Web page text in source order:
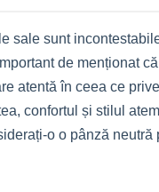
sale sunt
de menționat
atentă în ceea ce
confortul și stilul
o o pânză